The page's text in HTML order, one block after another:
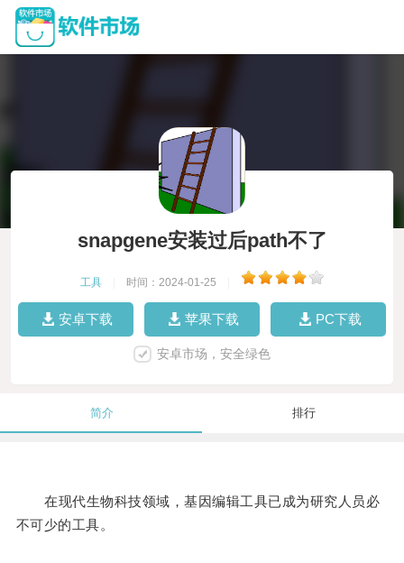
snapgene安装过后path不了
工具 时间：2024-01-25
安卓下载 苹果下载 PC下载
安卓市场，安全绿色
简介 排行
在现代生物科技领域，基因编辑工具已成为研究人员必
不可少的工具。